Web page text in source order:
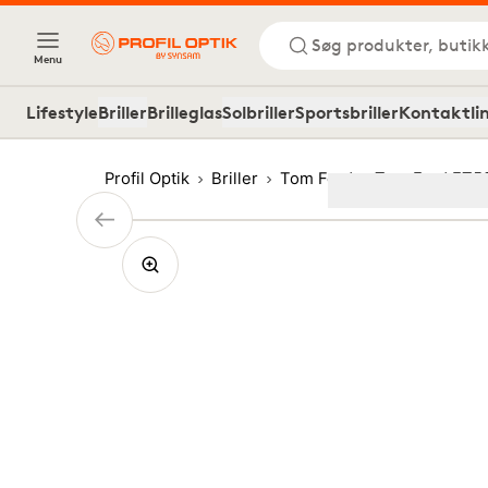
Menu
Søg produkter,
LifestyleBrillerBrilleglasSolbrillerSportsbriller
Profil Optik Briller Tom Ford Tom Ford